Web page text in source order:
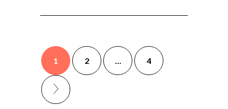
1 2 … 4